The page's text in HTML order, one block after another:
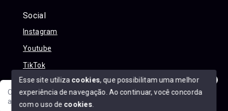
Olá! Sua jornada ao novo imóvel começa aqui. Como posso
ajudar?
Social
Instagram
Youtube
TikTok
© Copyright 2026 - Alexandre Abreu Imóveis - Todos os
Esse site utiliza cookies, que possibilitam uma melhor
experiência de navegação. Ao continuar, você concorda
com o uso de cookies